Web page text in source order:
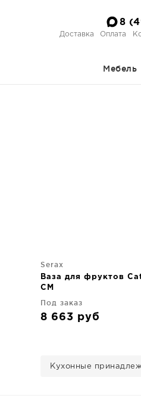
8
Доставка Оплата
Мебель
Serax
Ваза для фруктов
CM
Под заказ
8 663 руб
Кухонные